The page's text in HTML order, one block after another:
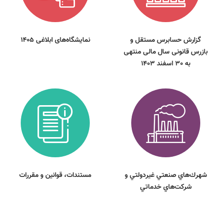
گزارش حسابرس مستقل و
بازرس قانونی سال مالی منتهی
به 30 اسفند 1403
نمایشگاه‌های ابلاغی 1405
شهرك‌هاي صنعتي غيردولتي و
شركت‌هاي خدماتي
مستندات، قوانين و مقررات